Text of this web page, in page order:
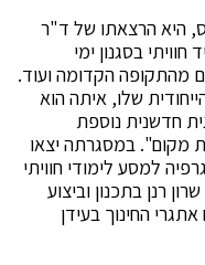
היא הרצאתו של ד"ר
בסגנון ימי
מהתקופה הקדומה ועוד.
שלו, איתה הוא
חדשנית נוספת
מקום". במסגרתה יצאו
למסע לימודי חוויתי
רנן בתכנון וביצוע
החינוך בעידן